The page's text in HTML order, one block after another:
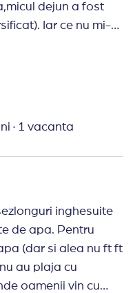
dejun a fost
Iar ce nu mi-a
cel puțin cafeaua
diferite cafele
a fost
au fost
de a ne schimba
zile.
A fost prima
vor mai fi si altele.
· 1 vacanta
inghesuite
de apa. Pentru
au plaja cu
oamenii vin cu